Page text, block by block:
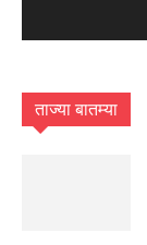
ताज्या बातम्या